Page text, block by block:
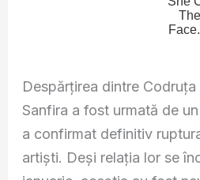
Despărțirea dintre Codruța
Sanfira a fost urmată de
a confirmat definitiv
artiști. Deși relația lor se